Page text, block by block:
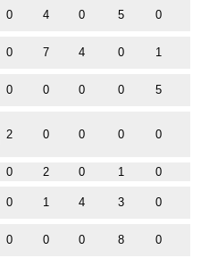
0 4 0 5 0
0 7 4 0 1
0 0 0 0 5
2 0 0 0 0
0 2 0 1 0
0 1 4 3 0
0 0 0 8 0